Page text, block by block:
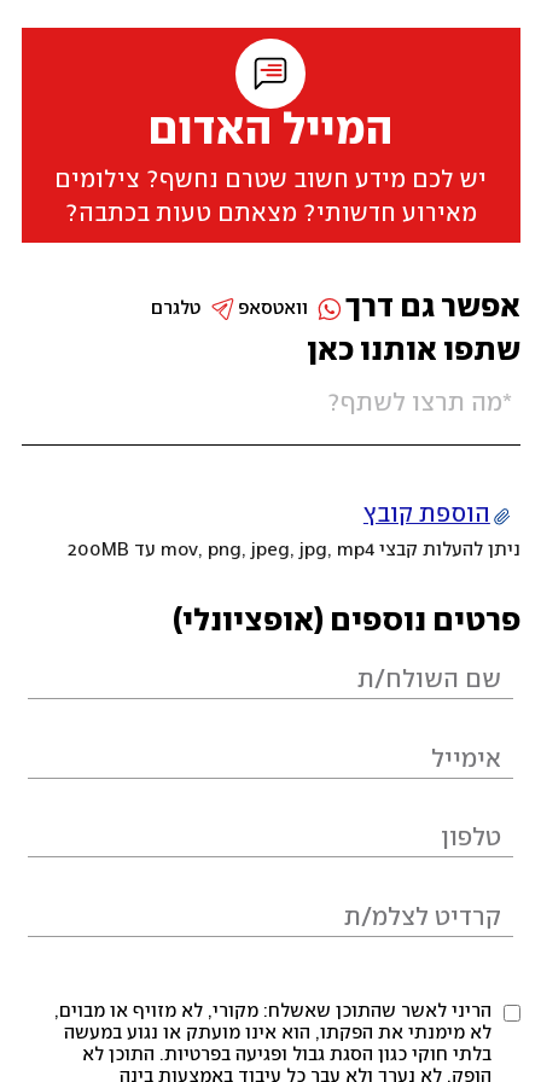
המייל האדום
יש לכם מידע חשוב שטרם נחשף? צילומים
מאירוע חדשותי? מצאתם טעות בכתבה?
שתפו אותנו כאן
הוספת קובץ
ניתן להעלות קבצי mov, png, jpeg, jpg, mp4 עד 200MB
פרטים נוספים (אופציונלי)
הריני לאשר שהתוכן שאשלח: מקורי, לא מזויף או מבוים,
לא מימנתי את הפקתו, הוא אינו מועתק או נגוע במעשה
בלתי חוקי כגון הסגת גבול ופגיעה בפרטיות. התוכן לא
הופק, לא נערך ולא עבר כל עיבוד באמצעות בינה
אפשר גם דרך טלגרם וואטסאפ